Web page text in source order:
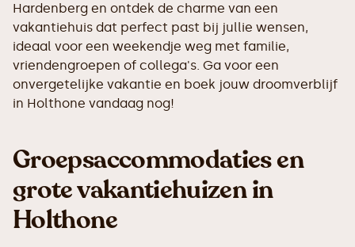
Hardenberg en ontdek de charme van een
vakantiehuis dat perfect past bij jullie wensen,
ideaal voor een weekendje weg met familie,
vriendengroepen of collega's. Ga voor een
onvergetelijke vakantie en boek jouw droomverblijf
in Holthone vandaag nog!
Groepsaccommodaties en
grote vakantiehuizen in
Holthone